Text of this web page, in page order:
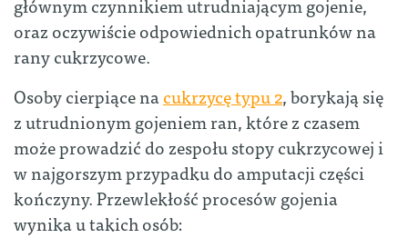
oraz oczywiście odpowiednich opatrunków na
rany cukrzycowe.
Osoby cierpiące nacukrzycę typu 2, borykają się
z utrudnionym gojeniem ran, które z czasem
może prowadzić do zespołu stopy cukrzycowej i
w najgorszym przypadku do amputacji części
kończyny. Przewlekłość procesów gojenia
wynika u takich osób: